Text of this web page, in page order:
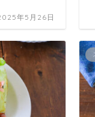
年5月26日